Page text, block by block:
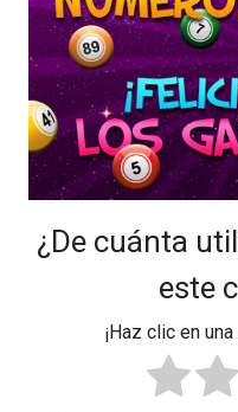
¿De cuánta
este
¡Haz clic en